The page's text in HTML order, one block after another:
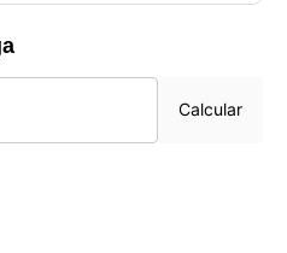
Calcular